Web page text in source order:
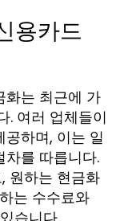
용카드
화는 최근에 가
. 여러 업체들이
하며, 이는 일
를 따릅니다.
원하는 현금화
는 수수료와